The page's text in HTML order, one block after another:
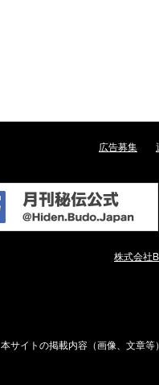
広告募集
株式会社
本サイトの掲載内容（画像、文章